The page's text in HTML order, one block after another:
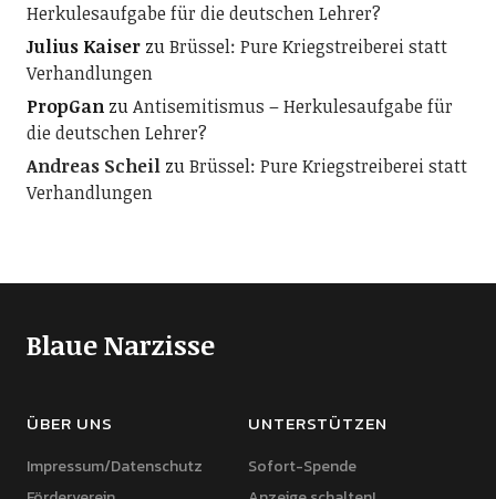
Herkulesaufgabe für die deutschen Lehrer?
Julius KaiserzuBrüssel: Pure Kriegstreiberei statt
Verhandlungen
PropGanzuAntisemitismus – Herkulesaufgabe für
die deutschen Lehrer?
Andreas ScheilzuBrüssel: Pure Kriegstreiberei statt
Verhandlungen
Blaue Narzisse
ÜBER UNS
Impressum/Datenschutz
UNTERSTÜTZEN
Sofort-Spende